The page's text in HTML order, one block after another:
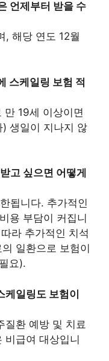
언제부터 받을 수
, 해당 연도 12월
스케일링 보험 적
만 19세 이상이면
생일이 지나지 않
고 싶으면 어떻게
됩니다. 추가적인
용 부담이 커집니
라 추가적인 치석
일환으로 보험이
요).
케일링도 보험이
질환 예방 및 치료
비급여 대상입니